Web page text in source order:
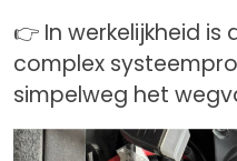
👉 In werkelijkheid
complex
simpelweg het